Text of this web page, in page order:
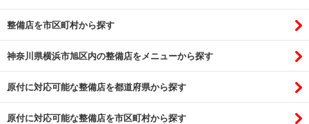
整備店を市区町村から探す
神奈川県横浜市旭区内の整備店をメニューから探す
原付に対応可能な整備店を都道府県から探す
原付に対応可能な整備店を市区町村から探す